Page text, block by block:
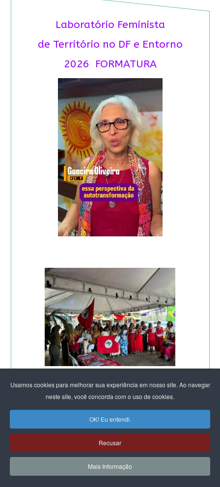
Usamos cookies para melhorar sua experiência em nosso site. Ao navegar
neste site, você concorda com o uso de cookies.
OK! Eu entendi.
Recusar
Mais Informação
Laboratório Feminista
de Território no DF e Entorno
2026 FORMATURA